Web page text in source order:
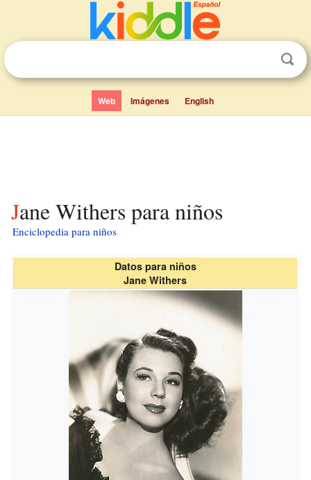
Web Imágenes English
Jane Withers para niños
Enciclopedia para niños
Datos para niños
Jane Withers